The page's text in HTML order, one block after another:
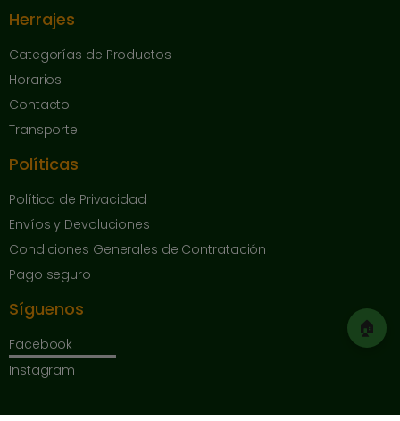
🏠
Herrajes
Categorías de Productos
Horarios
Contacto
Transporte
Políticas
Política de Privacidad
Envíos y Devoluciones
Condiciones Generales de Contratación
Pago seguro
Síguenos
Facebook
Instagram